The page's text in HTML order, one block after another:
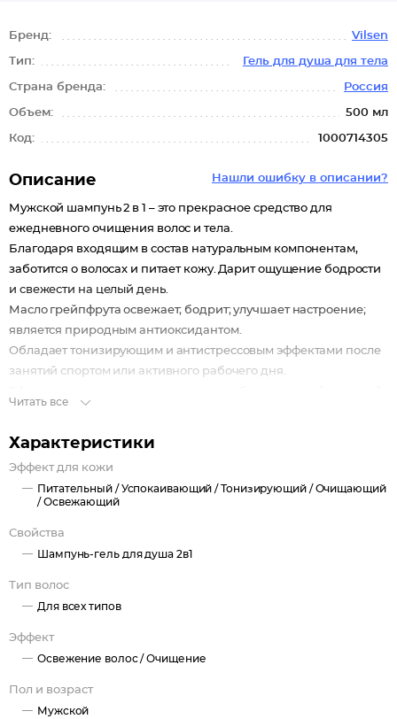
Бренд: Vilsen
Тип: Гель для душа для тела
Страна бренда: Россия
Объем: 500 мл
Код: 1000714305
Нашли ошибку в описании?
Описание
Мужской шампунь 2 в 1 – это прекрасное средство для
ежедневного очищения волос и тела.
Благодаря входящим в состав натуральным компонентам,
заботится о волосах и питает кожу. Дарит ощущение бодрости
и свежести на целый день.
Масло грейпфрута освежает; бодрит; улучшает настроение;
является природным антиоксидантом.
Обладает тонизирующим и антистрессовым эффектами после
занятий спортом или активного рабочего дня.
Гиалуроновая кислота насыщает волосы и кожу необходимой
влагой, успокаивает, оздоравливает и укрепляет, заботится о
коже головы и волосах, дарит свежесть.
Читать все
Характеристики
Эффект для кожи
Питательный /Успокаивающий /Тонизирующий /Очищающий
/Освежающий
Свойства
Шампунь-гель для душа 2в1
Тип волос
Для всех типов
Эффект
Освежение волос /Очищение
Пол и возраст
Мужской